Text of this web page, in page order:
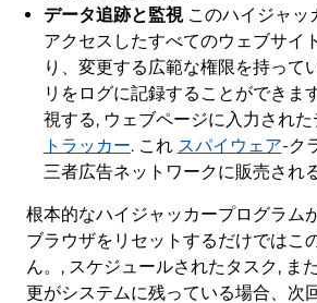
データ追跡と監視このハイジャッ
アクセスしたすべてのウェブサイ
り、変更する広範な権限を持って
リをログに記録することができま
視する, ウェブページに入力され
トラッカー. これ スパイウェア-ク
三者広告ネットワークに販売され
根本的なハイジャッカープログラム
ブラウザをリセットするだけではこ
ん。, スケジュールされたタスク, ま
更がシステムに残っている場合、次